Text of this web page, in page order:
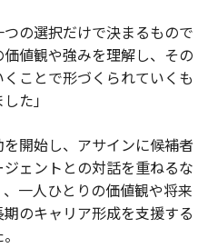
の選択だけで決まるもので
値観や強みを理解し、その
ことで形づくられていくも
た」
開始し、アサインに候補者
ェントとの対話を重ねるな
一人ひとりの価値観や将来
のキャリア形成を支援する